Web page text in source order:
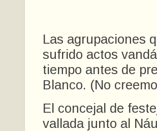
Las agrupaciones
sufrido actos
tiempo antes de
Blanco. (No
El concejal de
vallada junto al